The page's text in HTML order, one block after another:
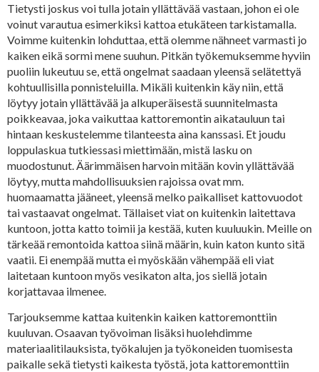
Tietysti joskus voi tulla jotain yllättävää vastaan, johon ei ole
voinut varautua esimerkiksi kattoa etukäteen tarkistamalla.
Voimme kuitenkin lohduttaa, että olemme nähneet varmasti jo
kaiken eikä sormi mene suuhun. Pitkän työkemuksemme hyviin
puoliin lukeutuu se, että ongelmat saadaan yleensä selätettyä
kohtuullisilla ponnisteluilla. Mikäli kuitenkin käy niin, että
löytyy jotain yllättävää ja alkuperäisestä suunnitelmasta
poikkeavaa, joka vaikuttaa kattoremontin aikatauluun tai
hintaan keskustelemme tilanteesta aina kanssasi. Et joudu
loppulaskua tutkiessasi miettimään, mistä lasku on
muodostunut. Äärimmäisen harvoin mitään kovin yllättävää
löytyy, mutta mahdollisuuksien rajoissa ovat mm.
huomaamatta jääneet, yleensä melko paikalliset kattovuodot
tai vastaavat ongelmat. Tällaiset viat on kuitenkin laitettava
kuntoon, jotta katto toimii ja kestää, kuten kuuluukin. Meille on
tärkeää remontoida kattoa siinä määrin, kuin katon kunto sitä
vaatii. Ei enempää mutta ei myöskään vähempää eli viat
laitetaan kuntoon myös vesikaton alta, jos siellä jotain
korjattavaa ilmenee.
Tarjouksemme kattaa kuitenkin kaiken kattoremonttiin
kuuluvan. Osaavan työvoiman lisäksi huolehdimme
materiaalitilauksista, työkalujen ja työkoneiden tuomisesta
paikalle sekä tietysti kaikesta työstä, jota kattoremonttiin